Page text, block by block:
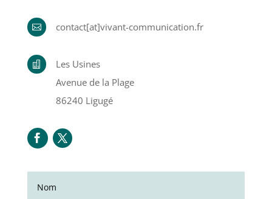
 contact[at]vivant-communication.fr

Les Usines
Avenue de la Plage
86240 Ligugé